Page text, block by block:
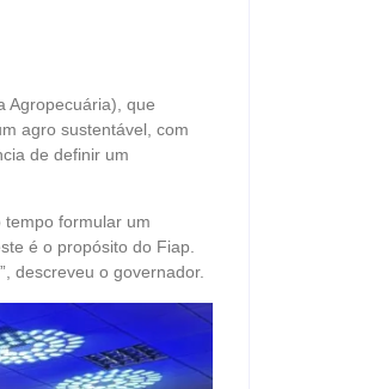
Agropecuária), que
agro sustentável, com
de definir um
tempo formular um
é o propósito do Fiap.
descreveu o governador.